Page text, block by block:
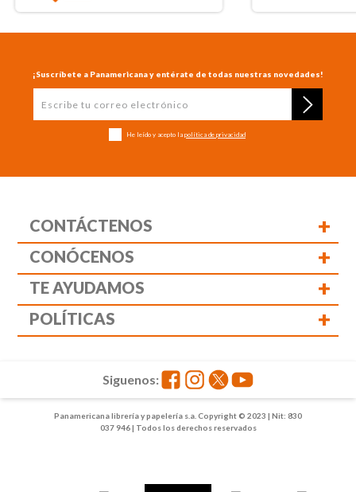
¡Suscríbete a Panamericana y entérate de todas nuestras novedades!
He leído y acepto la política de privacidad
CONTÁCTENOS +
CONÓCENOS +
TE AYUDAMOS +
POLÍTICAS +
Panamericana librería y papelería s.a. Copyright © 2023 | Nit: 830
037 946 | Todos los derechos reservados
Siguenos: